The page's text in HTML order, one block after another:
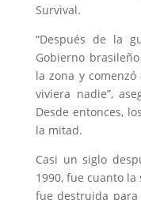
Survival.
“Después de la
Gobierno
la zona y
viviera nadie”,
Desde entonces,
la mitad.
Casi un siglo
1990, fue cuanto
fue destruida para